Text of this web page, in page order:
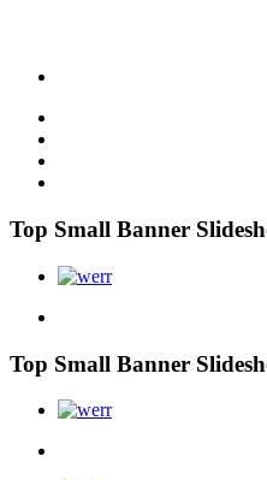
Top Small Banner
Top Small Banner